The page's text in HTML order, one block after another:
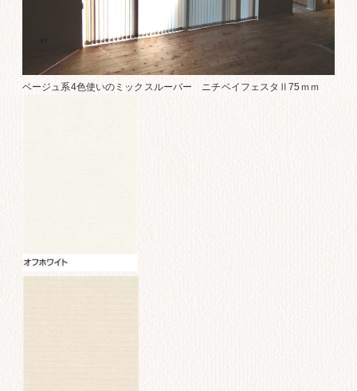
ベージュ系4色使いのミックスルーバー ニチベイフェスタⅡ75ｍｍ